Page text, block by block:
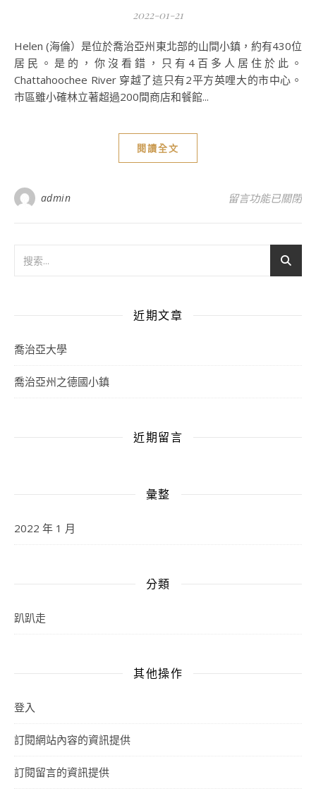
2022-01-21
Helen (海倫）是位於喬治亞州東北部的山間小鎮，約有430位
居民。是的，你沒看錯，只有4百多人居住於此。
Chattahoochee River 穿越了這只有2平方英哩大的市中心。
市區雖小確林立著超過200間商店和餐館...
閱讀全文
admin 在〈喬治亞州之
留言功能已關閉
近期文章
喬治亞大學
喬治亞州之德國小鎮
近期留言
彙整
2022 年 1 月
分類
趴趴走
其他操作
登入
訂閱網站內容的資訊提供
訂閱留言的資訊提供